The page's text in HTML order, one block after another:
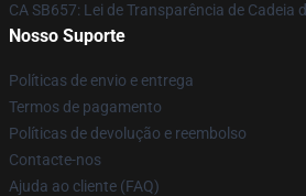
CA SB657: Lei de Transparência de Cadeia
Nosso Suporte
Políticas de envio e entrega
Termos de pagamento
Políticas de devolução e reembolso
Contacte-nos
Ajuda ao cliente (FAQ)